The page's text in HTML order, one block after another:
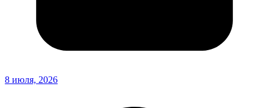
8 июля, 2026